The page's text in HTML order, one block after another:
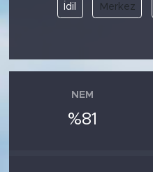
İdil Merkez
NEM
%81